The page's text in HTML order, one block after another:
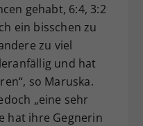
gehabt, 6:4, 3:2
ein bisschen zu
zu viel
und hat
so Maruska.
„eine sehr
hat ihre Gegnerin